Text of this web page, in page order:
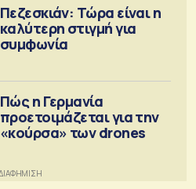
Πεζεσκιάν: Τώρα είναι η
καλύτερη στιγμή για
συμφωνία
Πώς η Γερμανία
προετοιμάζεται για την
«κούρσα» των drones